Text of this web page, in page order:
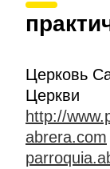
Церковь
Церкви
http://
abrera.com